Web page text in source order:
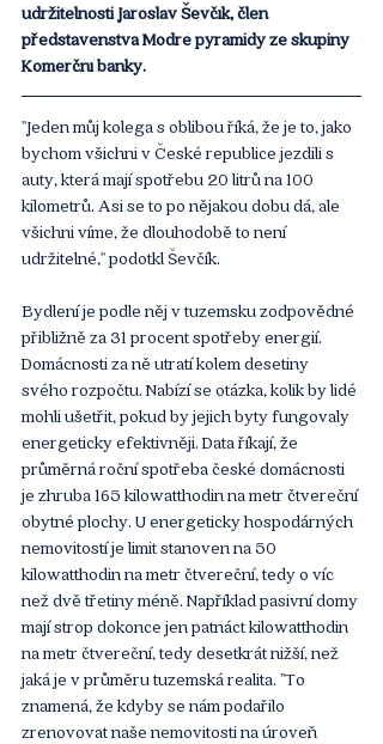
udržitelnosti Jaroslav Ševčík, člen
představenstva Modré pyramidy ze skupiny
Komerční banky.
"Jeden můj kolega s oblibou říká, že je to, jako
bychom všichni v České republice jezdili s
auty, která mají spotřebu 20 litrů na 100
kilometrů. Asi se to po nějakou dobu dá, ale
všichni víme, že dlouhodobě to není
udržitelné," podotkl Ševčík.
Bydlení je podle něj v tuzemsku zodpovědné
přibližně za 31 procent spotřeby energií.
Domácnosti za ně utratí kolem desetiny
svého rozpočtu. Nabízí se otázka, kolik by lidé
mohli ušetřit, pokud by jejich byty fungovaly
energeticky efektivněji. Data říkají, že
průměrná roční spotřeba české domácnosti
je zhruba 165 kilowatthodin na metr čtvereční
obytné plochy. U energeticky hospodárných
nemovitostí je limit stanoven na 50
kilowatthodin na metr čtvereční, tedy o víc
než dvě třetiny méně. Například pasivní domy
mají strop dokonce jen patnáct kilowatthodin
na metr čtvereční, tedy desetkrát nižší, než
jaká je v průměru tuzemská realita. "To
znamená, že kdyby se nám podařilo
zrenovovat naše nemovitosti na úroveň